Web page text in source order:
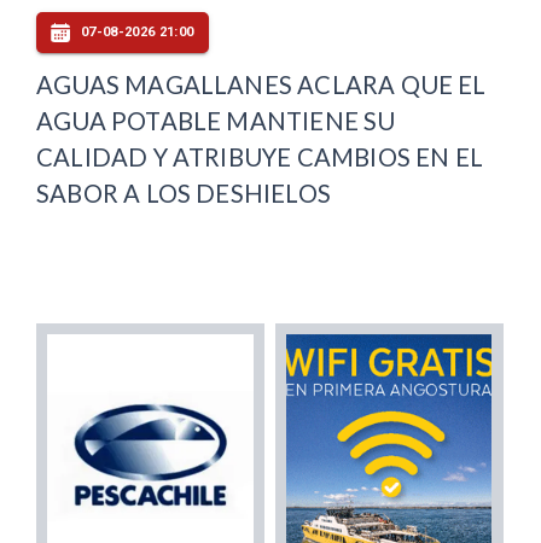
07-08-2026 21:00
AGUAS MAGALLANES ACLARA QUE EL
AGUA POTABLE MANTIENE SU
CALIDAD Y ATRIBUYE CAMBIOS EN EL
SABOR A LOS DESHIELOS